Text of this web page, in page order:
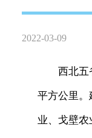
2022-03-09
西北五省
平方公里。
业、戈壁